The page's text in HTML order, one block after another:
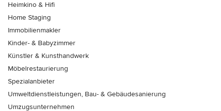
Heimkino & Hifi
Home Staging
Immobilienmakler
Kinder- & Babyzimmer
Künstler & Kunsthandwerk
Möbelrestaurierung
Spezialanbieter
Umweltdienstleistungen, Bau- & Gebäudesanierung
Umzugsunternehmen